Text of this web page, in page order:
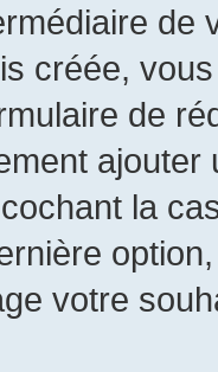
créée,
de
la
votre